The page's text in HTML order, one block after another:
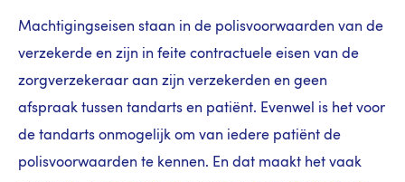
Machtigingseisen staan in de polisvoorwaarden van de
verzekerde en zijn in feite contractuele eisen van de
zorgverzekeraar aan zijn verzekerden en geen
afspraak tussen tandarts en patiënt. Evenwel is het voor
de tandarts onmogelijk om van iedere patiënt de
polisvoorwaarden te kennen. En dat maakt het vaak